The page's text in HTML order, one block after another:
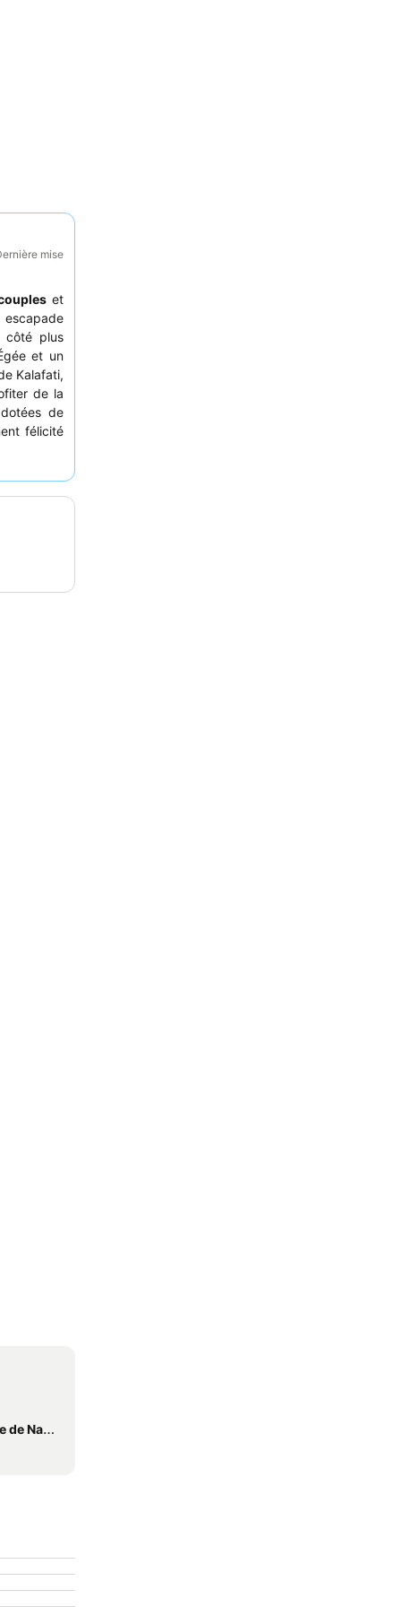
mise
et
côté plus
et un
Kalafati,
de la
de
félicité
Naxos